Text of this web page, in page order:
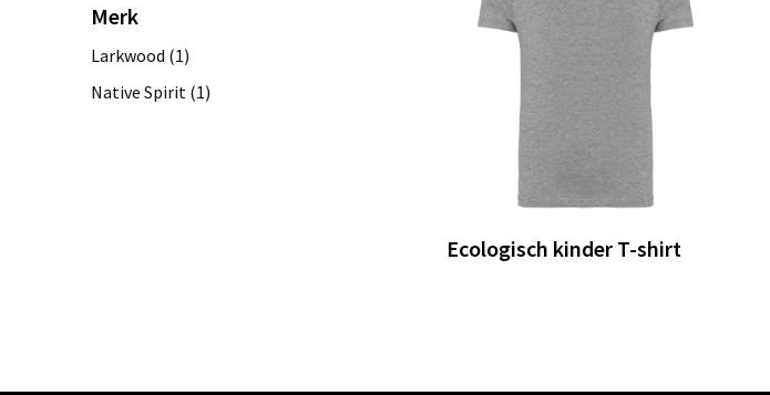
Merk
Larkwood (1)
Native Spirit (1)
Ecologisch kinder T-shirt